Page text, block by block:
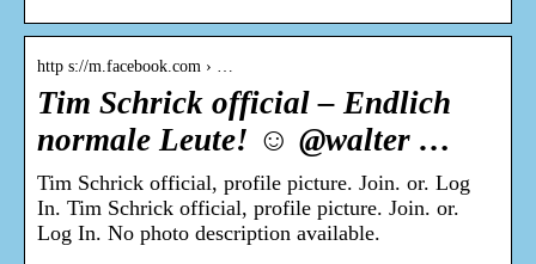
http s://m.facebook.com › …
Tim Schrick official – Endlich
normale Leute! ☺️ @walter …
Tim Schrick official, profile picture. Join. or. Log
In. Tim Schrick official, profile picture. Join. or.
Log In. No photo description available.